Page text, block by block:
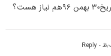
- Reply